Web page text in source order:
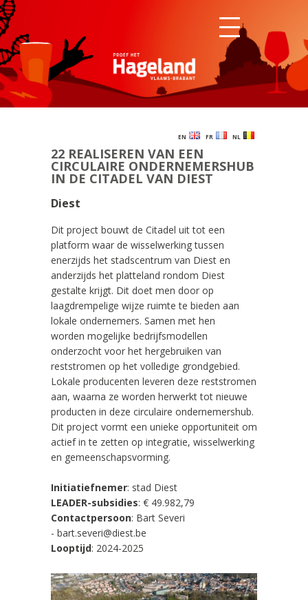
NL
FR
EN
22 REALISEREN VAN EEN
CIRCULAIRE ONDERNEMERSHUB
IN DE CITADEL VAN DIEST
Diest
Dit project bouwt de Citadel uit tot een
platform waar de wisselwerking tussen
enerzijds het stadscentrum van Diest en
anderzijds het platteland rondom Diest
gestalte krijgt. Dit doet men door op
laagdrempelige wijze ruimte te bieden aan
lokale ondernemers. Samen met hen
worden mogelijke bedrijfsmodellen
onderzocht voor het hergebruiken van
reststromen op het volledige grondgebied.
Lokale producenten leveren deze reststromen
aan, waarna ze worden herwerkt tot nieuwe
producten in deze circulaire ondernemershub.
Dit project vormt een unieke opportuniteit om
actief in te zetten op integratie, wisselwerking
en gemeenschapsvorming.
Initiatiefnemer: stad Diest
LEADER-subsidies: € 49.982,79
Contactpersoon: Bart Severi
- bart.severi@diest.be
Looptijd: 2024-2025